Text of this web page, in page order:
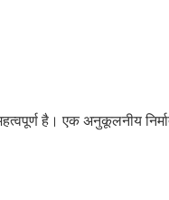
है। एक अनुकूलनीय